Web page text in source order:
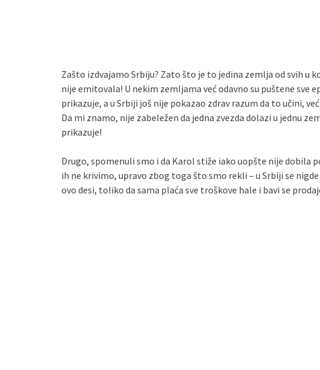
Zašto izdvajamo Srbiju? Zato što je to jedina zemlja od svih u
nije emitovala! U nekim zemljama već odavno su puštene sve
prikazuje, a u Srbiji još nije pokazao zdrav razum da to učini,
Da mi znamo, nije zabeležen da jedna zvezda dolazi u jednu
prikazuje!
Drugo, spomenuli smo i da Karol stiže iako uopšte nije dobila
ih ne krivimo, upravo zbog toga što smo rekli – u Srbiji se nigde
ovo desi, toliko da sama plaća sve troškove hale i bavi se